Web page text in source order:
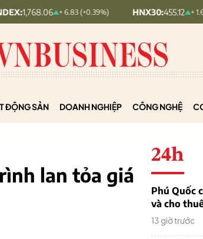
+ 6.83 (+0.39%) HNX30: 455.12 + 1.63 (+0.36%)
ĐỘNG SẢN DOANH NGHIỆP CÔNG NGHỆ
lan tỏa giá
24h
Phú Quốc
và cho
13 giờ trước